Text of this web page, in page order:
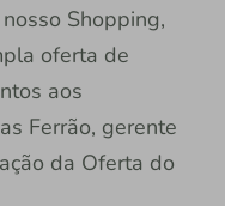
Shopping,
oferta de
aos
Ferrão, gerente
da Oferta do